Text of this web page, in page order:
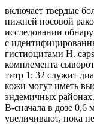
включает твердые
нижней носовой
исследовании
с
гистиоцитами Н.
комплемента
титр 1: 32 служит
кожи могут иметь
эндемичных
В-сначала в дозе 0,6
увеличивают, пока не